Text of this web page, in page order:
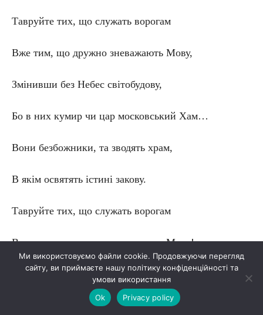
Тавруйте тих, що служать ворогам
Вже тим, що дружно зневажають Мову,
Змінивши без Небес світобудову,
Бо в них кумир чи цар московський Хам…
Вони безбожники, та зводять храм,
В якім освятять істині закову.
Тавруйте тих, що служать ворогам
Вже тим, що дружно зневажають Мову!..
Для них утіха – створений бедлам,
Хто не осліпнув, той побачить змову:
Ми використовуємо файли cookie. Продовжуючи перегляд
сайту, ви приймаєте нашу політику конфіденційності та
умови використання
Ok
Privacy policy